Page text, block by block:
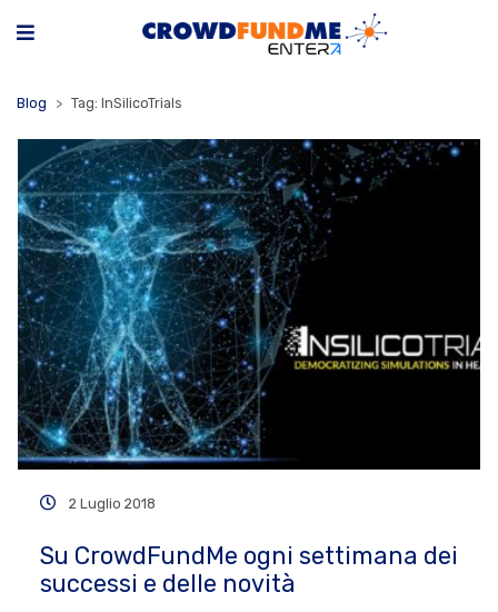
Blog Tag: InSilicoTrials
2 Luglio 2018
Su CrowdFundMe ogni settimana dei
successi e delle novità